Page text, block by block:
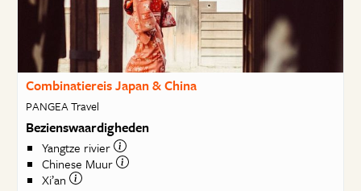
Combinatiereis Japan & China
PANGEA Travel
Bezienswaardigheden
Yangtze rivier
Chinese Muur
Xi’an